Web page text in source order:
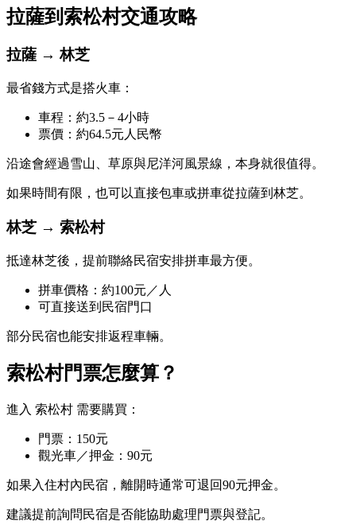
拉薩到索松村交通攻略
拉薩 → 林芝
最省錢方式是搭火車：
車程：約3.5－4小時
票價：約64.5元人民幣
沿途會經過雪山、草原與尼洋河風景線，本身就很值得。
如果時間有限，也可以直接包車或拼車從拉薩到林芝。
林芝 → 索松村
抵達林芝後，提前聯絡民宿安排拼車最方便。
拼車價格：約100元／人
可直接送到民宿門口
部分民宿也能安排返程車輛。
索松村門票怎麼算？
進入 索松村 需要購買：
門票：150元
觀光車／押金：90元
如果入住村內民宿，離開時通常可退回90元押金。
建議提前詢問民宿是否能協助處理門票與登記。